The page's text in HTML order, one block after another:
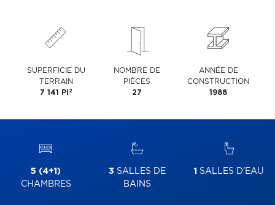
SUPERFICIE DU
TERRAIN
7 141 PI 2
NOMBRE DE
PIÈCES
27
ANNÉE DE
CONSTRUCTION
1988
5 (4+1)
CHAMBRES
3 SALLES DE
BAINS
1 SALLES D'EAU